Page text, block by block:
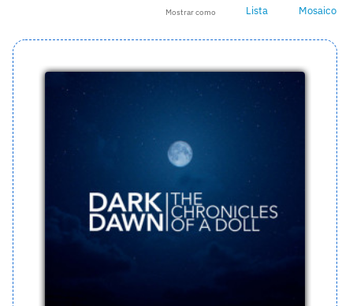
Mostrar como Lista Mosaico